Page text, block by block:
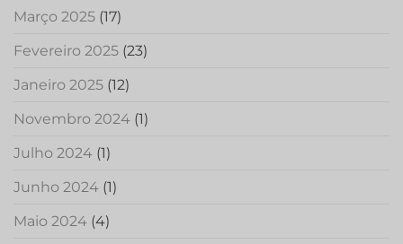
Março 2025 (17)
Fevereiro 2025 (23)
Janeiro 2025 (12)
Novembro 2024 (1)
Julho 2024 (1)
Junho 2024 (1)
Maio 2024 (4)